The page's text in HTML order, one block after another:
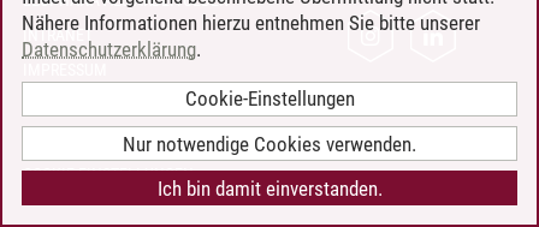
INTRANET
BARRIEREFREIHEIT
COOKIE-EINSTELLUNGEN
Nähere Informationen hierzu entnehmen Sie bitte unserer
Datenschutzerklärung.
Cookie-Einstellungen
Nur notwendige Cookies verwenden.
Ich bin damit einverstanden.